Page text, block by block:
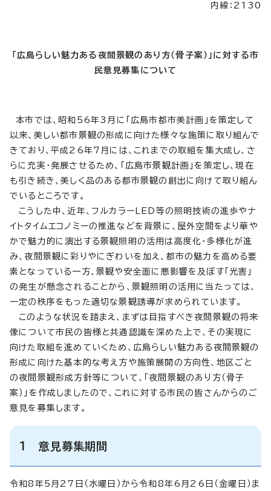
内線：2130
「広島らしい魅力ある夜間景観のあり方（骨子案）」に対する市
民意見募集について
本市では、昭和56年3月に「広島市都市美計画」を策定して
以来、美しい都市景観の形成に向けた様々な施策に取り組んで
きており、平成26年7月には、これまでの取組を集大成し、さ
らに充実・発展させるため、「広島市景観計画」を策定し、現在
も引き続き、美しく品のある都市景観の創出に向けて取り組ん
でいるところです。
こうした中、近年、フルカラーLED等の照明技術の進歩やナ
イトタイムエコノミーの推進などを背景に、屋外空間をより華や
かで魅力的に演出する景観照明の活用は高度化・多様化が進
み、夜間景観に彩りやにぎわいを加え、都市の魅力を高める要
素となっている一方、景観や安全面に悪影響を及ぼす「光害」
の発生が懸念されることから、景観照明の活用に当たっては、
一定の秩序をもった適切な景観誘導が求められています。
このような状況を踏まえ、まずは目指すべき夜間景観の将来
像について市民の皆様と共通認識を深めた上で、その実現に
向けた取組を進めていくため、広島らしい魅力ある夜間景観の
形成に向けた基本的な考え方や施策展開の方向性、地区ごと
の夜間景観形成方針等について、「夜間景観のあり方（骨子
案）」を作成しましたので、これに対する市民の皆さんからのご
意見を募集します。
1 意見募集期間
令和8年5月27日（水曜日）から令和8年6月26日（金曜日）ま